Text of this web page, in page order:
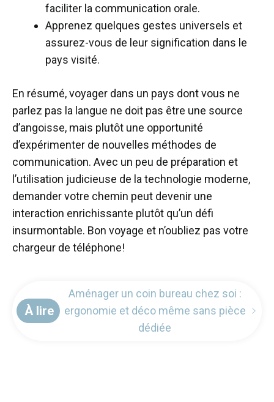
faciliter la communication orale.
Apprenez quelques gestes universels et
assurez-vous de leur signification dans le
pays visité.
En résumé, voyager dans un pays dont vous ne
parlez pas la langue ne doit pas être une source
d’angoisse, mais plutôt une opportunité
d’expérimenter de nouvelles méthodes de
communication. Avec un peu de préparation et
l’utilisation judicieuse de la technologie moderne,
demander votre chemin peut devenir une
interaction enrichissante plutôt qu’un défi
insurmontable. Bon voyage et n’oubliez pas votre
chargeur de téléphone!
À lire
Aménager un coin bureau chez soi :
ergonomie et déco même sans pièce
dédiée